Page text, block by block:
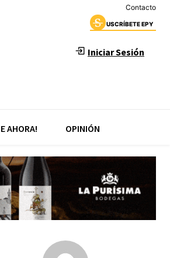
Contacto
USCRÍBETE EPY
Iniciar Sesión
AHORA! OPINIÓN